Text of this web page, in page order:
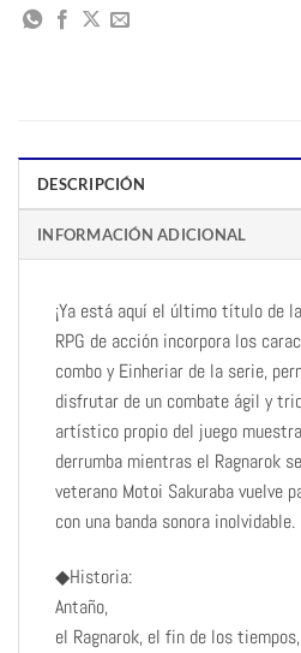
DESCRIPCIÓN
INFORMACIÓN ADICIONAL
¡Ya está aquí el último título de
RPG de acción incorpora los
combo y Einheriar de la serie,
disfrutar de un combate ágil y
artístico propio del juego
derrumba mientras el Ragnarok
veterano Motoi Sakuraba vuelve
con una banda sonora inolvidable.
◆Historia:
Antaño,
el Ragnarok, el fin de los